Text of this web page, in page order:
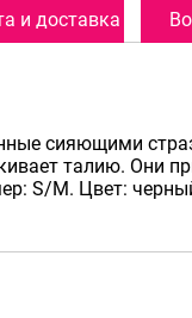
и доставка
сияющими
талию. Они
S/M. Цвет: